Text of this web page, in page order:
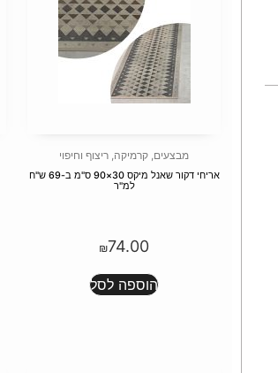
מבצעים, קרמיקה, ריצוף וחיפוי
אריחי דקור שאנל מיקס 30×90 ס"מ ב-69 ש"ח
למ"ר
₪74.00
הוספה לסל